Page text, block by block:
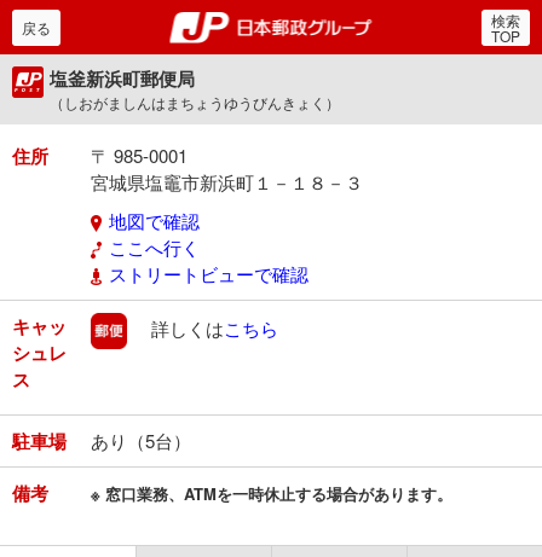
郵便局・日本郵政グルー
戻る 検索
TOP
塩釜新浜町郵便局
（しおがましんはまちょうゆうびんきょく）
住所
〒 985-0001
宮城県塩竈市新浜町１－１８－３
地図で確認
ここへ行く
ストリートビューで確認
キャッ
シュレ
ス
郵便
詳しくはこちら
駐車場 あり（5台）
備考 ※ 窓口業務、ATMを一時休止する場合があります。